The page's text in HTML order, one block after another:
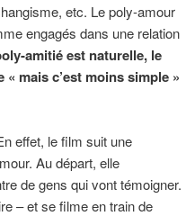
etc. Le poly-amour
engagés dans une relation
amitié est naturelle, le
mais c’est moins simple »
effet, le film suit une
Au départ, elle
de gens qui vont témoigner.
– et se filme en train de